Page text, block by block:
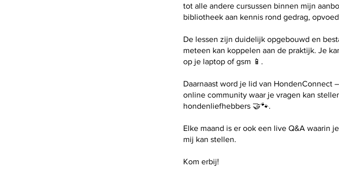
tot alle andere cursussen binnen mijn
bibliotheek aan kennis rond gedrag,
De lessen zijn duidelijk opgebouwd en
meteen kan koppelen aan de praktijk. Je
op je laptop of gsm 📱.
Daarnaast word je lid van HondenConnect
online community waar je vragen kan
hondenliefhebbers 🤝🐾.
Elke maand is er ook een live Q&A waarin
mij kan stellen.
Kom erbij!